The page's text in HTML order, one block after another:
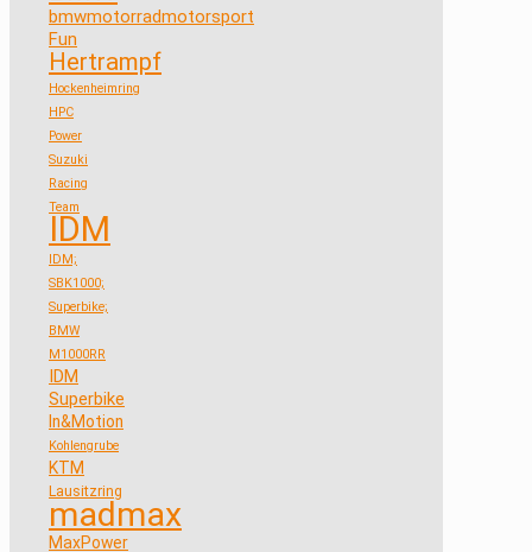
bmwmotorradmotorsport
Fun
Hertrampf
Hockenheimring
HPC
Power
Suzuki
Racing
Team
IDM
IDM;
SBK1000;
Superbike;
BMW
M1000RR
IDM
Superbike
In&Motion
Kohlengrube
KTM
Lausitzring
madmax
MaxPower